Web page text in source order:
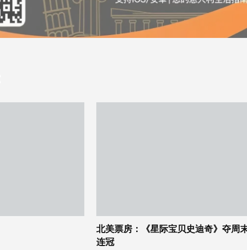
北美票房：《星际宝贝史迪奇》夺周
连冠